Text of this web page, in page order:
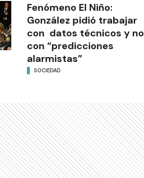
Fenómeno El Niño:
González pidió trabajar
con datos técnicos y no
con “predicciones
alarmistas”
SOCIEDAD